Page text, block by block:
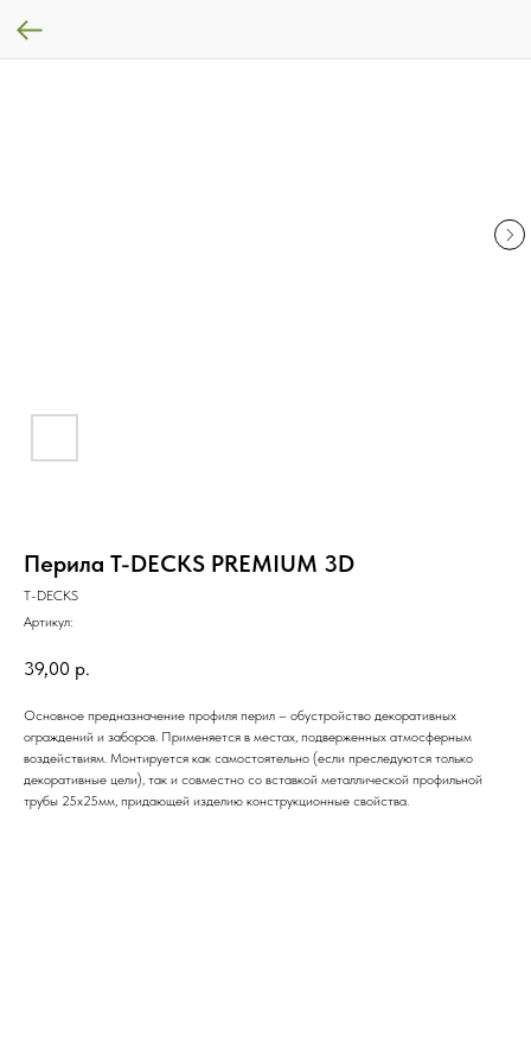
Перила T-DECKS PREMIUM 3D
T-DECKS
Артикул:
39,00 р.
Основное предназначение профиля перил – обустройство декоративных
ограждений и заборов. Применяется в местах, подверженных атмосферным
воздействиям. Монтируется как самостоятельно (если преследуются только
декоративные цели), так и совместно со вставкой металлической профильной
трубы 25х25мм, придающей изделию конструкционные свойства.